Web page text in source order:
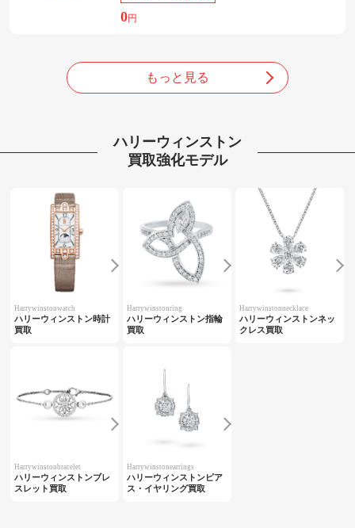
0円
もっと見る
ハリーウィンストン
買取強化モデル
Harrywinstonwatch
ハリーウィンストン時計
買取
Harrywinstonring
ハリーウィンストン指輪
買取
Harrywinstonnecklace
ハリーウィンストンネッ
クレス買取
Harrywinstonbracelet
ハリーウィンストンブレ
スレット買取
Harrywinstonearrings
ハリーウィンストンピア
ス・イヤリング買取